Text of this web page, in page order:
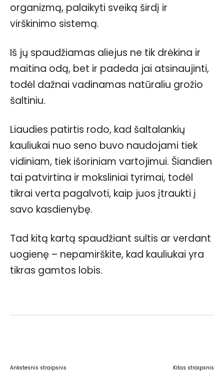
organizmą, palaikyti sveiką širdį ir
virškinimo sistemą.
Iš jų spaudžiamas aliejus ne tik drėkina ir
maitina odą, bet ir padeda jai atsinaujinti,
todėl dažnai vadinamas natūraliu grožio
šaltiniu.
Liaudies patirtis rodo, kad šaltalankių
kauliukai nuo seno buvo naudojami tiek
vidiniam, tiek išoriniam vartojimui. Šiandien
tai patvirtina ir moksliniai tyrimai, todėl
tikrai verta pagalvoti, kaip juos įtraukti į
savo kasdienybę.
Tad kitą kartą spaudžiant sultis ar verdant
uogienę – nepamirškite, kad kauliukai yra
tikras gamtos lobis.
Ankstesnis straipsnis Kitas straipsnis